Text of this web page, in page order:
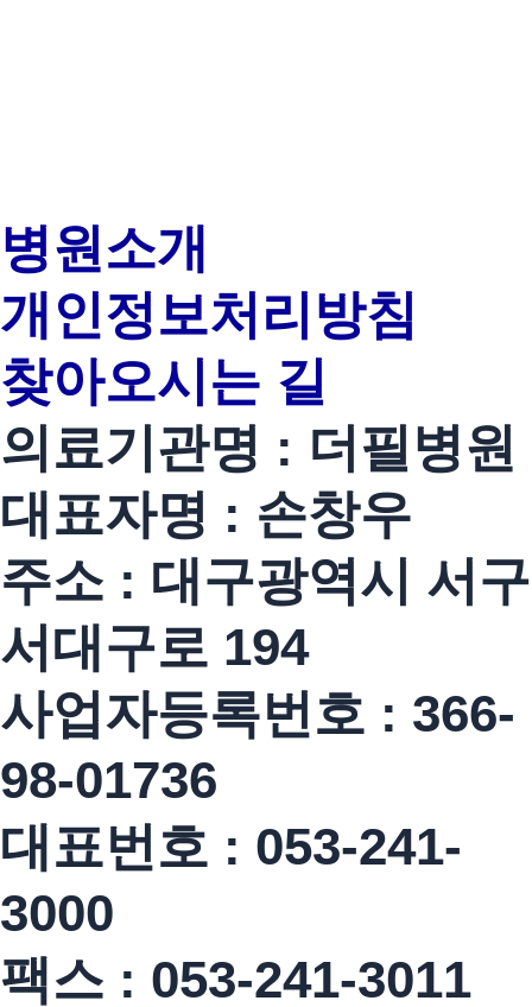
병원소개
개인정보처리방침
찾아오시는 길
의료기관명 : 더필병원
대표자명 : 손창우
주소 : 대구광역시 서구
서대구로 194
사업자등록번호 : 366-
98-01736
대표번호 : 053-241-
3000
팩스 : 053-241-3011